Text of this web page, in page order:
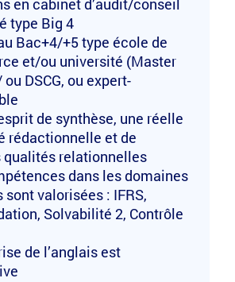
en cabinet d’audit/conseil
type Big 4
Bac+4/+5 type école de
et/ou université (Master
ou DSCG, ou expert-
de synthèse, une réelle
rédactionnelle et de
qualités relationnelles
dans les domaines
sont valorisées : IFRS,
Solvabilité 2, Contrôle
de l’anglais est